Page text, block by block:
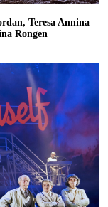
Teresa Annina
Rongen